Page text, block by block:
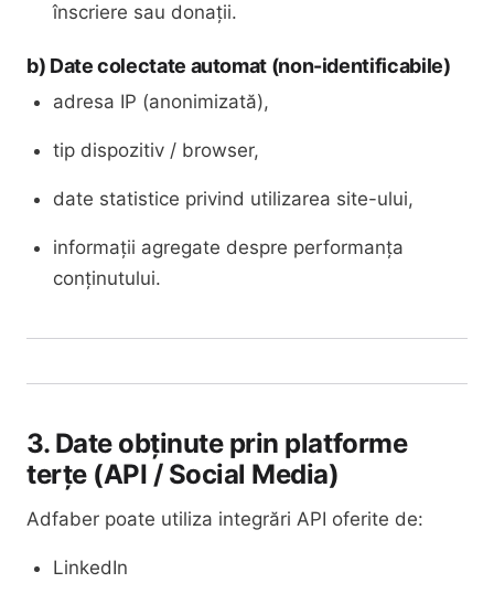
înscriere sau donații.
b) Date colectate automat (non-identificabile)
adresa IP (anonimizată),
tip dispozitiv / browser,
date statistice privind utilizarea site-ului,
informații agregate despre performanța
conținutului.
3. Date obținute prin platforme
terțe (API / Social Media)
Adfaber poate utiliza integrări API oferite de:
LinkedIn